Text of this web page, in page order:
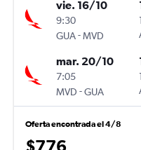
vie. 16/10
9:30
GUA-MVD
mar. 20/10
7:05
MVD -GUA
Oferta encontrada el 4/8
$776